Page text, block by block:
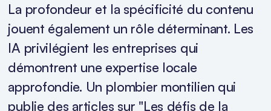
La profondeur et la spécificité du contenu
jouent également un rôle déterminant. Les
IA privilégient les entreprises qui
démontrent une expertise locale
approfondie. Un plombier montilien qui
publie des articles sur "Les défis de la